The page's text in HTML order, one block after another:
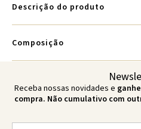
Descrição do produto
Composição
Receba nossas novidades e
compra. Não cumulativo com